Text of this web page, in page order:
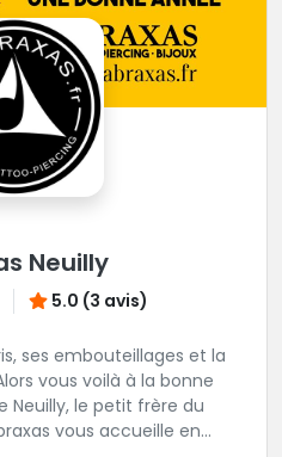
Neuilly
5.0 (3 avis)
ses embouteillages et la
vous voilà à la bonne
Neuilly, le petit frère du
vous accueille en